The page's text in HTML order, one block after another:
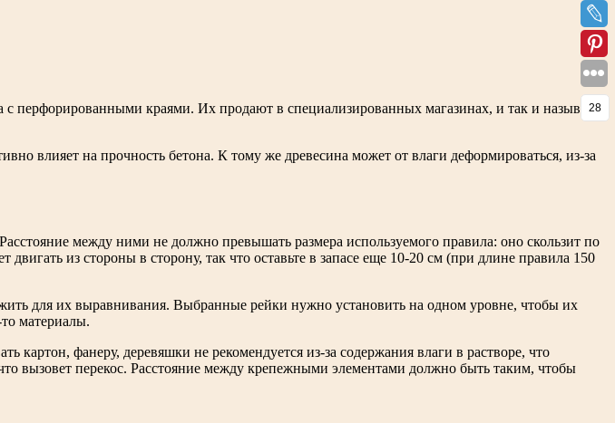
перфорированными краями. Их продают в специализированных магазинах, и так и называют
влияет на прочность бетона. К тому же древесина может от влаги деформироваться, из-за
между ними не должно превышать размера используемого правила: оно скользит по
из стороны в сторону, так что оставьте в запасе еще 10-20 см (при длине правила 150
для их выравнивания. Выбранные рейки нужно установить на одном уровне, чтобы их
материалы.
картон, фанеру, деревяшки не рекомендуется из-за содержания влаги в растворе, что
вызовет перекос. Расстояние между крепежными элементами должно быть таким, чтобы
28